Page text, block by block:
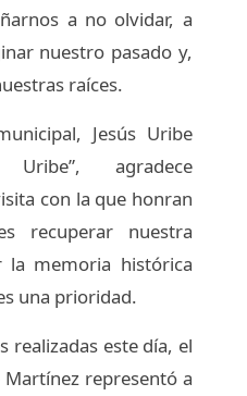
a no olvidar, a
nuestro pasado y,
raíces.
Jesús Uribe
Uribe”, agradece
con la que honran
recuperar nuestra
la memoria histórica
una prioridad.
realizadas este día, el
representó a